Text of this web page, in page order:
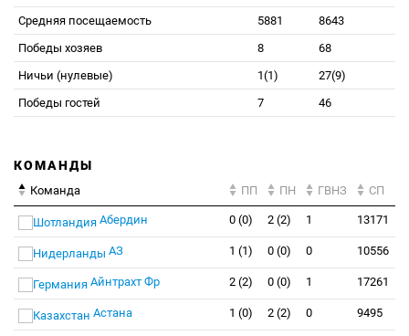
Средняя посещаемость 5881
8643
Победы хозяев
8
68
Ничьи (нулевые)
1(1)
27(9)
Победы гостей
7 46
КОМАНДЫ
Команда ПП ПН ГВНЗ СП
Абердин 0 (0) 2 (2) 1 13171
АЗ 1 (1) 0 (0) 0 10556
Айнтрахт Фр 2 (2) 0 (0) 1 17261
Астана 1 (0) 2 (2) 0 9495